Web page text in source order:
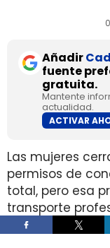
Añadir
fuente
gratuita.
Mantente
actualidad.
ACTIVAR
Las mujeres
permisos de
total, pero esa
transporte
representan el